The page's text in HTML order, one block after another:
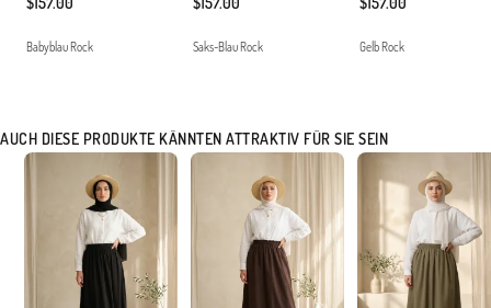
Babyblau Rock Saks-Blau Rock Gelb Rock
AUCH DIESE PRODUKTE KÄNNTEN ATTRAKTIV FÜR SIE SEIN